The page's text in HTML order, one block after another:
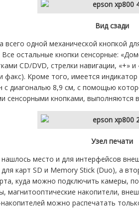
Вид сзади
всего одной механической кнопкой
остальные кнопки сенсорные:
CD/DVD, стрелки навигации, «+»
факс). Кроме того, имеется
с диагональю 8,9 см, с помощью
сенсорными кнопками, выполняются
Узел печати
место и для интерфейсов
карт SD и Memory Stick (Duo), а
куда можно подключить камеры,
магнитооптические накопители,
можно распечатать